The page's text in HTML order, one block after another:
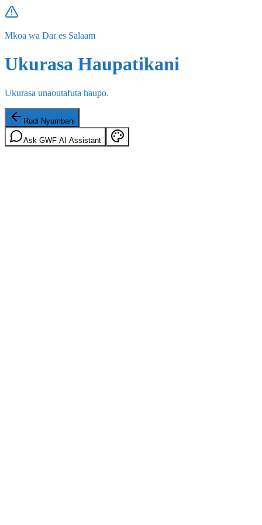
Mkoa wa Dar es Salaam
Ukurasa Haupatikani
Ukurasa unaoutafuta haupo.
Rudi Nyumbani
Ask GWF AI Assistant